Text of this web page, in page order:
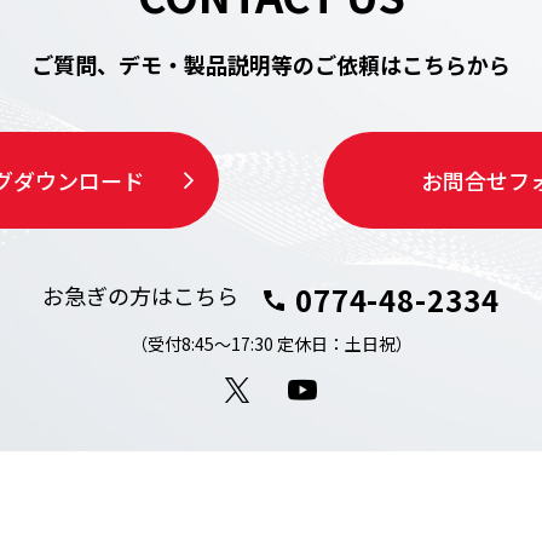
ご質問、デモ・製品説明等のご依頼はこちらから
ダウンロード お問合せフ
お急ぎの方はこちら 0774-48-2334
（受付8:45～17:30 定休日：土日祝）
X